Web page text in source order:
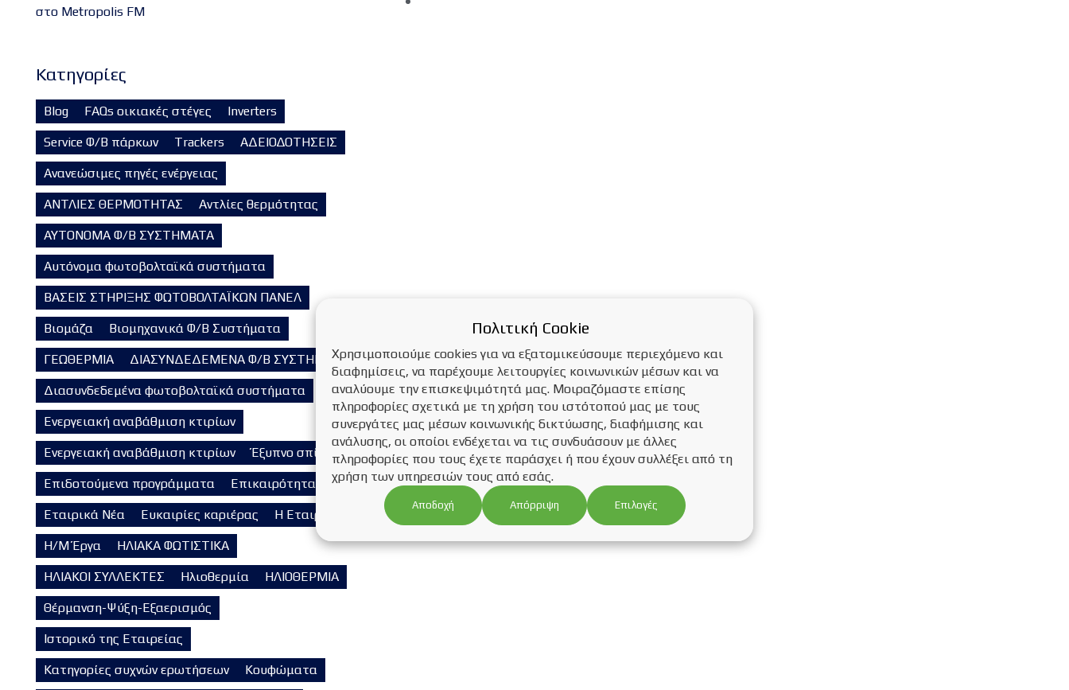
στο Metropolis FM
Kατηγορίες
Blog FAQs οικιακές στέγες Inverters
Service Φ/Β πάρκων Trackers ΑΔΕΙΟΔΟΤΗΣΕΙΣ
Ανανεώσιμες πηγές ενέργειας
ΑΝΤΛΙΕΣ ΘΕΡΜΟΤΗΤΑΣ Αντλίες θερμότητας
ΑΥΤΟΝΟΜΑ Φ/Β ΣΥΣΤΗΜΑΤΑ
Αυτόνομα φωτοβολταϊκά συστήματα
ΒΑΣΕΙΣ ΣΤΗΡΙΞΗΣ ΦΩΤΟΒΟΛΤΑΪΚΩΝ ΠΑΝΕΛ
Βιομάζα Βιομηχανικά Φ/Β Συστήματα
ΓΕΩΘΕΡΜΙΑ ΔΙΑΣΥΝΔΕΔΕΜΕΝΑ Φ/Β ΣΥΣΤΗΜΑΤΑ
Διασυνδεδεμένα φωτοβολταϊκά συστήματα
Ενεργειακή αναβάθμιση κτιρίων
Ενεργειακή αναβάθμιση κτιρίων Έξυπνο σπίτι
Επιδοτούμενα προγράμματα Επικαιρότητα
Εταιρικά Νέα Ευκαιρίες καριέρας Η Εταιρεία
Η/Μ Έργα ΗΛΙΑΚΑ ΦΩΤΙΣΤΙΚΑ
ΗΛΙΑΚΟΙ ΣΥΛΛΕΚΤΕΣ Ηλιοθερμία ΗΛΙΟΘΕΡΜΙΑ
Θέρμανση-Ψύξη-Εξαερισμός
Ιστορικό της Εταιρείας
Κατηγορίες συχνών ερωτήσεων Κουφώματα
Πολιτική Cookie
Χρησιμοποιούμε cookies για να εξατομικεύσουμε περιεχόμενο και
διαφημίσεις, να παρέχουμε λειτουργίες κοινωνικών μέσων και να
αναλύουμε την επισκεψιμότητά μας. Μοιραζόμαστε επίσης
πληροφορίες σχετικά με τη χρήση του ιστότοπού μας με τους
συνεργάτες μας μέσων κοινωνικής δικτύωσης, διαφήμισης και
ανάλυσης, οι οποίοι ενδέχεται να τις συνδυάσουν με άλλες
πληροφορίες που τους έχετε παράσχει ή που έχουν συλλέξει από τη
χρήση των υπηρεσιών τους από εσάς.
Αποδοχή Απόρριψη Επιλογές